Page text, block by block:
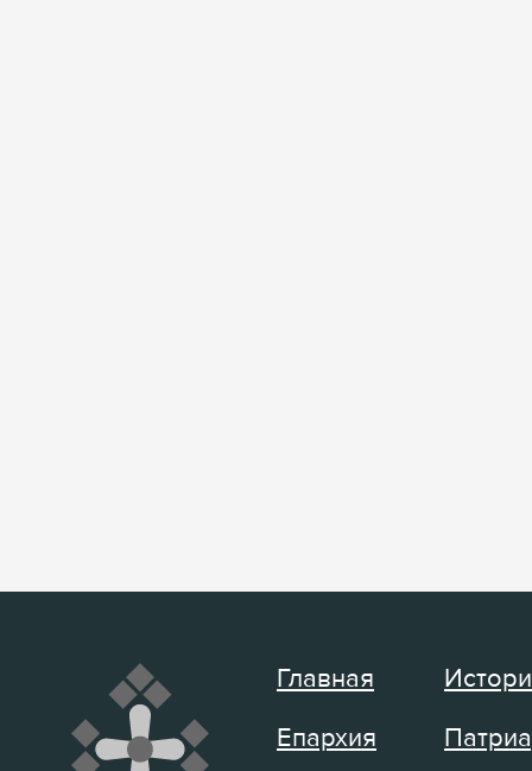
Главная
Епархия